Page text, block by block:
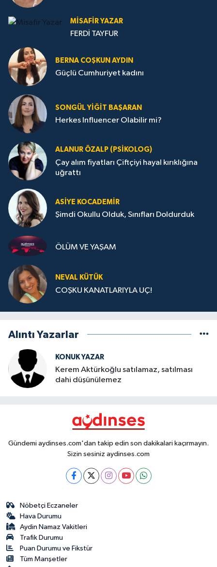
MISAFIR YAZAR
FERDİ TAYFUR
BERNA COŞKUN AYDIN
Güçlü Cumhuriyet kadını
SONGÜL YIĞIT BAŞARAN
Herkes Influencer Olabilir mi?
ALANUR ÖZALP (PSIKOLOG)
Çay alım fiyatları Çiftçiyi hayal kırıklığına
uğrattı
ASIYE KOCADEMİR
Şimdi Okullu Olduk, Sınıfları Doldurduk
ÖLÜM VE YAŞAM
NEVAL KÜTÜK
COŞKU KANATLARIYLA UÇ!
Alıntı Yazarlar
KONUK YAZAR
Kerem Aktürkoğlu satılamaz, satılması
dahi düşünülemez
Gündemi aydinses.com'dan takip edin son dakikalari kaçırmayın.
Sizin sesiniz aydinses.com
Nöbetçi Eczaneler
Hava Durumu
Aydin Namaz Vakitleri
Trafik Durumu
Puan Durumu ve Fikstür
Tüm Manşetler